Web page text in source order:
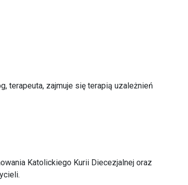
terapeuta, zajmuje się terapią uzależnień
Katolickiego Kurii Diecezjalnej oraz